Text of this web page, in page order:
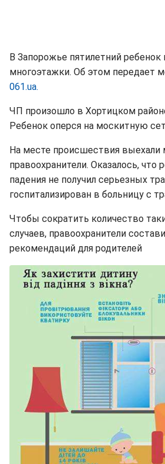
В Запорожье пятилетний ребенок
многоэтажки. Об этом передает
061.ua.
ЧП произошло в Хортицком
Ребенок оперся на москитную
На месте происшествия выехали
правоохранители. Оказалось, что
падения не получил серьезных
госпитализирован в больницу с
Чтобы сократить количество
случаев, правоохранители
рекомендаций для родителей